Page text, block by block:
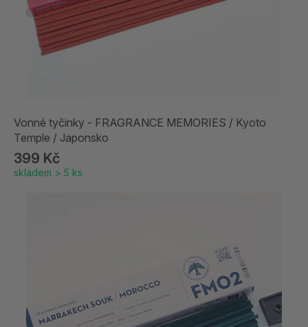
Vonné tyčinky - FRAGRANCE MEMORIES / Kyoto
Temple / Japonsko
399 Kč
skladem > 5 ks